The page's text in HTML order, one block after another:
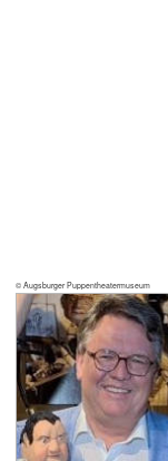
© Augsburger Puppentheatermuseum